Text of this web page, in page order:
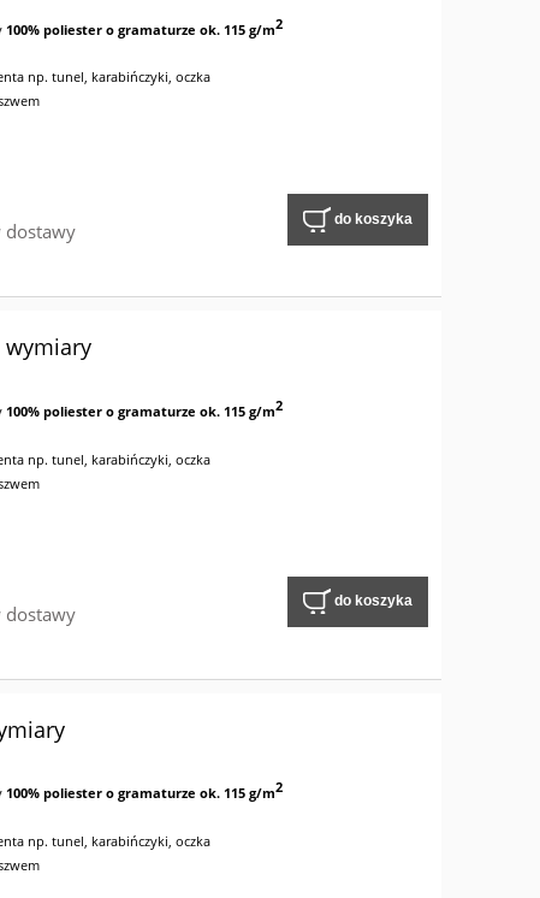
100% poliester o gramaturze ok. 115 g/m2
np. tunel, karabińczyki, oczka
dostawy
do koszyka
wymiary
100% poliester o gramaturze ok. 115 g/m2
np. tunel, karabińczyki, oczka
dostawy
do koszyka
100% poliester o gramaturze ok. 115 g/m2
np. tunel, karabińczyki, oczka